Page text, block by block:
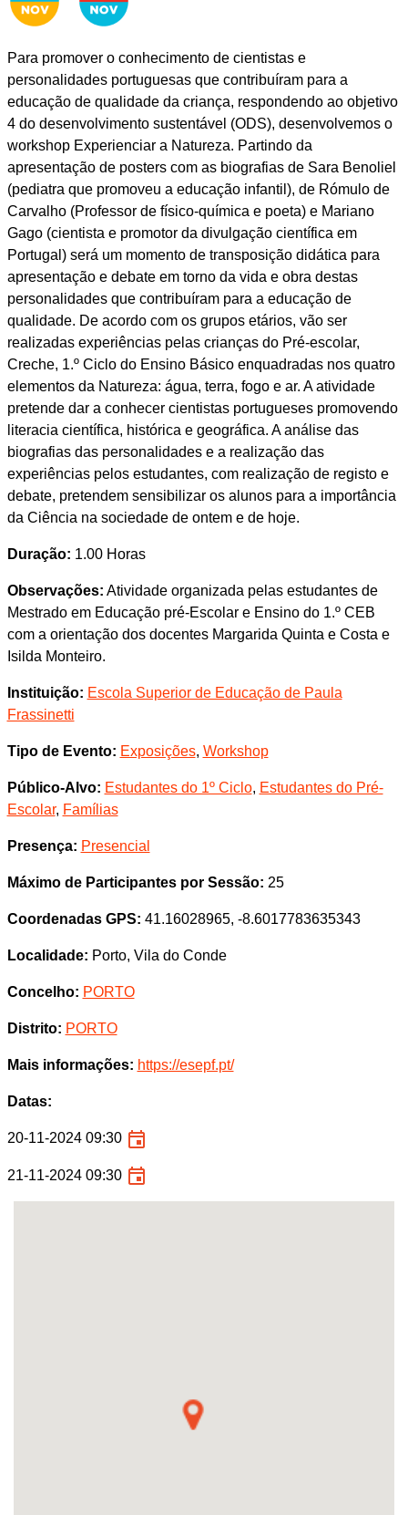
Para promover o conhecimento de cientistas e
personalidades portuguesas que contribuíram para a
educação de qualidade da criança, respondendo ao objetivo
4 do desenvolvimento sustentável (ODS), desenvolvemos o
workshop Experienciar a Natureza. Partindo da
apresentação de posters com as biografias de Sara Benoliel
(pediatra que promoveu a educação infantil), de Rómulo de
Carvalho (Professor de físico-química e poeta) e Mariano
Gago (cientista e promotor da divulgação científica em
Portugal) será um momento de transposição didática para
apresentação e debate em torno da vida e obra destas
personalidades que contribuíram para a educação de
qualidade. De acordo com os grupos etários, vão ser
realizadas experiências pelas crianças do Pré-escolar,
Creche, 1.º Ciclo do Ensino Básico enquadradas nos quatro
elementos da Natureza: água, terra, fogo e ar. A atividade
pretende dar a conhecer cientistas portugueses promovendo
literacia científica, histórica e geográfica. A análise das
biografias das personalidades e a realização das
experiências pelos estudantes, com realização de registo e
debate, pretendem sensibilizar os alunos para a importância
da Ciência na sociedade de ontem e de hoje.
Duração: 1.00 Horas
Observações: Atividade organizada pelas estudantes de
Mestrado em Educação pré-Escolar e Ensino do 1.º CEB
com a orientação dos docentes Margarida Quinta e Costa e
Isilda Monteiro.
Instituição: Escola Superior de Educação de Paula
Frassinetti
Tipo de Evento: Exposições, Workshop
Público-Alvo: Estudantes do 1º Ciclo, Estudantes do Pré-
Escolar, Famílias
Presença: Presencial
Máximo de Participantes por Sessão: 25
Coordenadas GPS: 41.16028965, -8.6017783635343
Localidade: Porto, Vila do Conde
Concelho: PORTO
Distrito: PORTO
Mais informações: https://esepf.pt/
Datas:
20-11-2024 09:30
21-11-2024 09:30